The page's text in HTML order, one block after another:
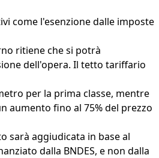
come l'esenzione dalle imposte
ritiene che si potrà
dell'opera. Il tetto tariffario
per la prima classe, mentre
aumento fino al 75% del prezzo
sarà aggiudicata in base al
dalla BNDES, e non dalla